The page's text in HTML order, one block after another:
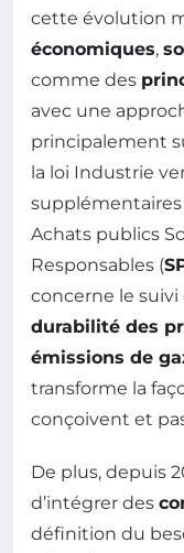
cette évolution
économiques,
comme des
avec une
principalement
la loi Industrie
Achats publics
Responsables (
concerne le suivi
durabilité des
émissions de
transforme la
conçoivent et
De plus, depuis
d’intégrer des
définition du